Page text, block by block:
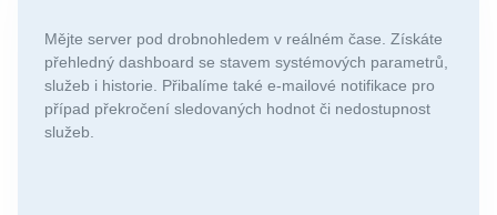
Mějte server pod drobnohledem v reálném čase. Získáte
přehledný dashboard se stavem systémových parametrů,
služeb i historie. Přibalíme také e-mailové notifikace pro
případ překročení sledovaných hodnot či nedostupnost
služeb.